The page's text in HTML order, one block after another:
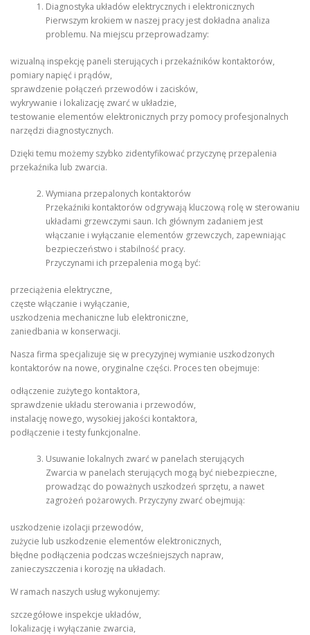
Diagnostyka układów elektrycznych i elektronicznych
Pierwszym krokiem w naszej pracy jest dokładna analiza
problemu. Na miejscu przeprowadzamy:
wizualną inspekcję paneli sterujących i przekaźników kontaktorów,
pomiary napięć i prądów,
sprawdzenie połączeń przewodów i zacisków,
wykrywanie i lokalizację zwarć w układzie,
testowanie elementów elektronicznych przy pomocy profesjonalnych
narzędzi diagnostycznych.
Dzięki temu możemy szybko zidentyfikować przyczynę przepalenia
przekaźnika lub zwarcia.
Wymiana przepalonych kontaktorów
Przekaźniki kontaktorów odgrywają kluczową rolę w sterowaniu
układami grzewczymi saun. Ich głównym zadaniem jest
włączanie i wyłączanie elementów grzewczych, zapewniając
bezpieczeństwo i stabilność pracy.
Przyczynami ich przepalenia mogą być:
przeciążenia elektryczne,
częste włączanie i wyłączanie,
uszkodzenia mechaniczne lub elektroniczne,
zaniedbania w konserwacji.
Nasza firma specjalizuje się w precyzyjnej wymianie uszkodzonych
kontaktorów na nowe, oryginalne części. Proces ten obejmuje:
odłączenie zużytego kontaktora,
sprawdzenie układu sterowania i przewodów,
instalację nowego, wysokiej jakości kontaktora,
podłączenie i testy funkcjonalne.
Usuwanie lokalnych zwarć w panelach sterujących
Zwarcia w panelach sterujących mogą być niebezpieczne,
prowadząc do poważnych uszkodzeń sprzętu, a nawet
zagrożeń pożarowych. Przyczyny zwarć obejmują:
uszkodzenie izolacji przewodów,
zużycie lub uszkodzenie elementów elektronicznych,
błędne podłączenia podczas wcześniejszych napraw,
zanieczyszczenia i korozję na układach.
W ramach naszych usług wykonujemy:
szczegółowe inspekcje układów,
lokalizację i wyłączanie zwarcia,